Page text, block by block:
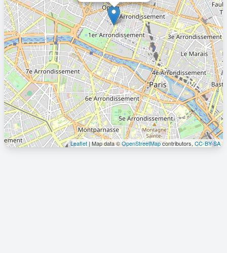
Leaflet| Map data ©OpenStreetMapcontributors, CC-BY-SA